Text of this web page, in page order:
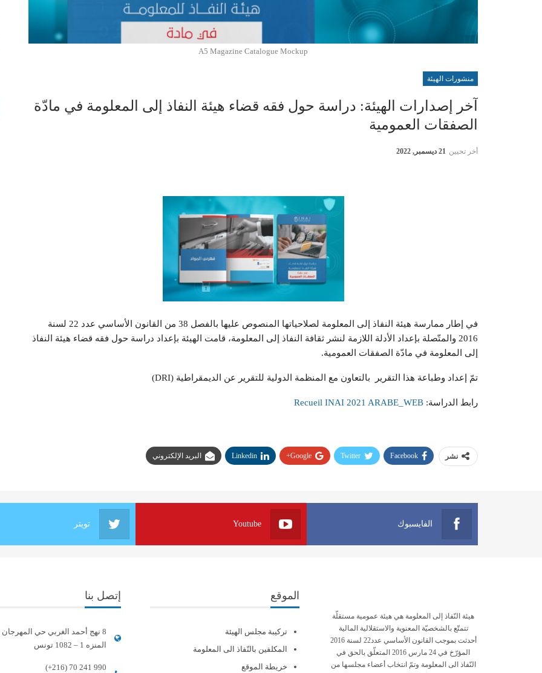
A5 Magazine Catalogue Mockup
منشورات الهيئة
آخر إصدارات الهيئة: دراسة حول فقه قضاء هيئة النفاذ إلى المعلومة في مادّة
الصفقات العمومية
أخر تحيين 21 ديسمبر, 2022
في إطار ممارسة هيئة النفاذ إلى المعلومة لصلاحياتها المنصوص عليها بالفصل 38 من القانون الأساسي عدد 22 لسنة
2016 والمتّصلة بإعداد الأدلة اللازمة لنشر ثقافة النفاذ إلى المعلومة، قامت الهيئة بإعداد دراسة حول فقه قضاء هيئة النفاذ
إلى المعلومة في مادّة الصفقات العمومية.
تمّ إعداد وطباعة هذا التقرير بالتعاون مع المنظمة الدولية للتقرير عن الديمقراطية (DRI)
رابط الدراسة: Recueil INAI 2021 ARABE_WEB
نشر Facebook
Twitter
Google+
Linkedin البريد الإلكتروني
الفايسبوك Youtube تويتر
هيئة النّفاذ إلى المعلومة هي هيئة عمومية مستقلّة
تتمتّع بالشخصيّة المعنوية والاستقلالية المالية
أحدثت بموجب القانون الأساسي عدد22 لسنة 2016
المؤرّخ في 24 مارس 2016 المتعلّق بالحق في
النّفاذ الى المعلومة وتمّ انتخاب أعضاء مجلسها من
الموقع
تركيبة مجلس الهيئة
المكلفين بالنّفاذ الى المعلومة
خريطة الموقع
إتصل بنا
8 نهج أحمد الغربي حي المهرجان
المنزه 1 – 1082 تونس
(+216) 70 241 990